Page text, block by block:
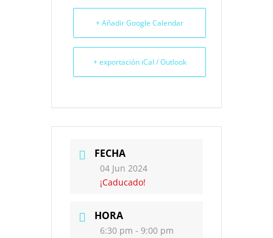
+ Añadir Google Calendar
+ exportación iCal / Outlook
FECHA
04 Jun 2024
¡Caducado!
HORA
6:30 pm - 9:00 pm